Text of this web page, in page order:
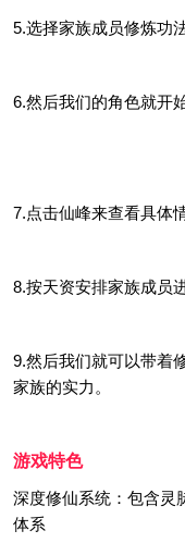
5.选择家族成员修炼功法
6.然后我们的角色就开
7.点击仙峰来查看具体
8.按天资安排家族成员
9.然后我们就可以带着
家族的实力。
游戏特色
深度修仙系统：包含灵
体系